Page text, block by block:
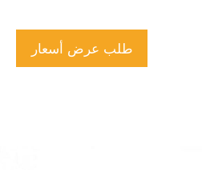
طلب عرض أسعار